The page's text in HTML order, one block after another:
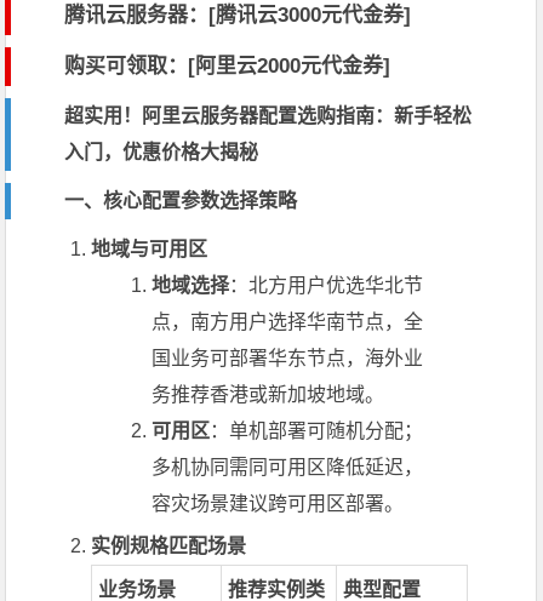
腾讯云服务器：[腾讯云3000元代金券]
购买可领取：[阿里云2000元代金券]
超实用！阿里云服务器配置选购指南：新手轻松
入门，优惠价格大揭秘
一、核心配置参数选择策略
地域与可用区
地域选择：北方用户优选华北节
点，南方用户选择华南节点，全
国业务可部署华东节点，海外业
务推荐香港或新加坡地域。
可用区 ：单机部署可随机分配；
多机协同需同可用区降低延迟，
容灾场景建议跨可用区部署。
实例规格匹配场景
业务场景
推荐实例类
典型配置